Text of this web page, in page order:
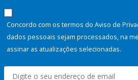
Concordo com os termos do Aviso de
dados pessoais sejam processados, na
assinar as atualizações selecionadas.